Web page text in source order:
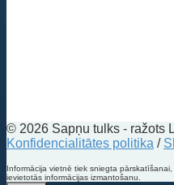
© 2026 Sapņu tulks - ražots
Konfidencialitātes politika /
Informācija vietnē tiek sniegta
ievietotās informācijas izmantošanu.